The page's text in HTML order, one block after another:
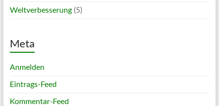
Weltverbesserung(5)
Meta
Anmelden
Eintrags-Feed
Kommentar-Feed